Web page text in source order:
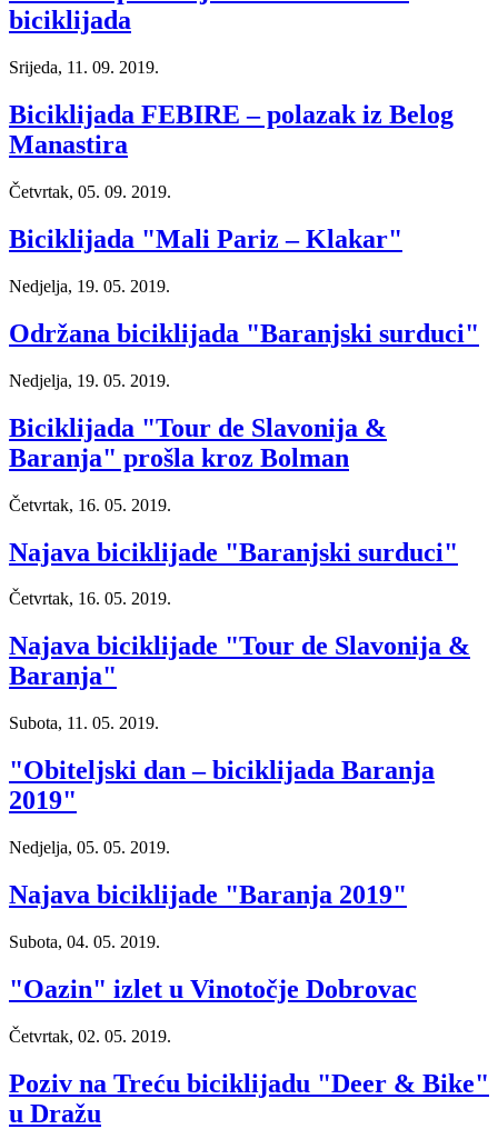
biciklijada
Srijeda, 11. 09. 2019.
Biciklijada FEBIRE – polazak iz Belog
Manastira
Četvrtak, 05. 09. 2019.
Biciklijada "Mali Pariz – Klakar"
Nedjelja, 19. 05. 2019.
Održana biciklijada "Baranjski surduci"
Nedjelja, 19. 05. 2019.
Biciklijada "Tour de Slavonija &
Baranja" prošla kroz Bolman
Četvrtak, 16. 05. 2019.
Najava biciklijade "Baranjski surduci"
Četvrtak, 16. 05. 2019.
Najava biciklijade "Tour de Slavonija &
Baranja"
Subota, 11. 05. 2019.
"Obiteljski dan – biciklijada Baranja
2019"
Nedjelja, 05. 05. 2019.
Najava biciklijade "Baranja 2019"
Subota, 04. 05. 2019.
"Oazin" izlet u Vinotočje Dobrovac
Četvrtak, 02. 05. 2019.
Poziv na Treću biciklijadu "Deer & Bike"
u Dražu